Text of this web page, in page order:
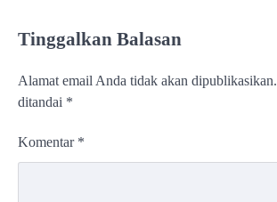
Tinggalkan Balasan
Alamat email Anda tidak akan dipublikasikan.
ditandai *
Komentar *